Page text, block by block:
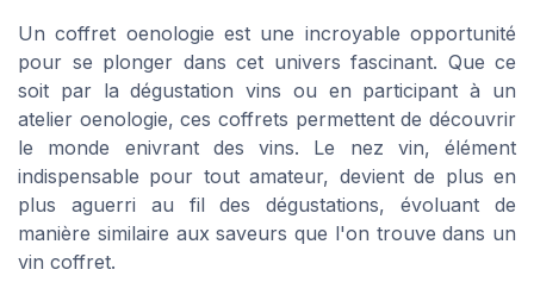
Un coffret oenologie est une incroyable opportunité
pour se plonger dans cet univers fascinant. Que ce
soit par la dégustation vins ou en participant à un
atelier oenologie, ces coffrets permettent de découvrir
le monde enivrant des vins. Le nez vin, élément
indispensable pour tout amateur, devient de plus en
plus aguerri au fil des dégustations, évoluant de
manière similaire aux saveurs que l'on trouve dans un
vin coffret.